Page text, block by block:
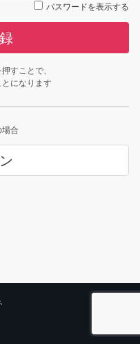
パスワードを表示する
すことで、
になります
合